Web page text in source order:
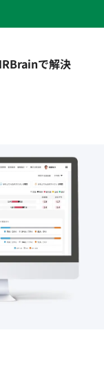
で解決